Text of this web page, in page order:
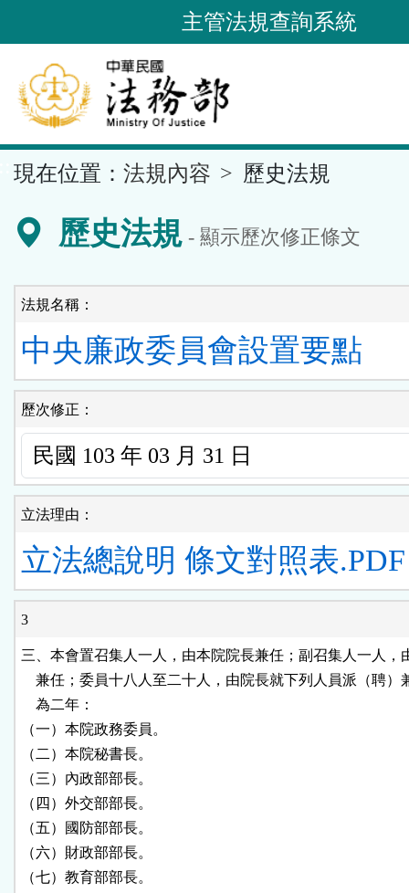
到
要
內
容
區
主管法規查詢系統
現在位置： 法規內容 歷史法規
歷史法規 - 顯示歷次修正條文
法規名稱：
中央廉政委員會設置要點
歷次修正：
立法理由：
立法總說明 條文對照表.PDF
3
三、本會置召集人一人，由本院院長兼任；副召集人一人，
兼任；委員十八人至二十人，由院長就下列人員派（聘）
    為二年：
（一）本院政務委員。
（二）本院秘書長。
（三）內政部部長。
（四）外交部部長。
（五）國防部部長。
（六）財政部部長。
（七）教育部部長。